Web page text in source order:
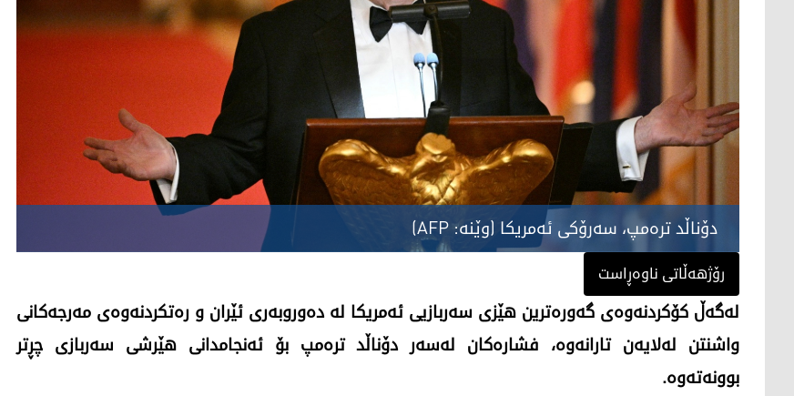
دۆناڵد ترەمپ، سەرۆکی ئەمریکا (وێنە: AFP)
رۆژهەڵاتی ناوەڕاست
لەگەڵ کۆکردنەوەی گەورەترین هێزی سەربازیی ئەمریکا لە دەوروبەری ئێران و رەتکردنەوەی مەرجەکانی
واشنتن لەلایەن تارانەوە، فشارەکان لەسەر دۆناڵد ترەمپ بۆ ئەنجامدانی هێرشی سەربازی چڕتر
بوونەتەوە.